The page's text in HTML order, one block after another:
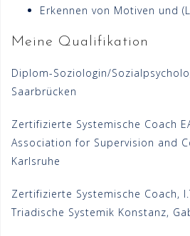
Erkennen von Motiven und
Meine Qualifikation
Diplom-Soziologin/
Saarbrücken
Zertifizierte Systemische Coach
Association for Supervision and
Karlsruhe
Zertifizierte Systemische Coach,
Triadische Systemik Konstanz,